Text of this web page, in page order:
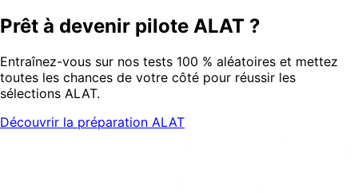
Prêt à devenir pilote ALAT ?
Entraînez-vous sur nos tests 100 % aléatoires et mettez
toutes les chances de votre côté pour réussir les
sélections ALAT.
Découvrir la préparation ALAT